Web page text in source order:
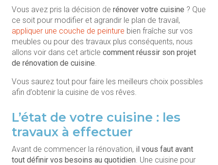
Vous avez pris la décision de rénover votre cuisine ? Que
ce soit pour modifier et agrandir le plan de travail,
appliquer une couche de peinture bien fraîche sur vos
meubles ou pour des travaux plus conséquents, nous
allons voir dans cet article comment réussir son projet
de rénovation de cuisine
Vous saurez tout pour faire les meilleurs choix possibles
afin d’obtenir la cuisine de vos rêves.
L’état de votre cuisine : les
travaux à effectuer
Avant de commencer la rénovation, il vous faut avant
tout définir vos besoins au quotidien . Une cuisine pour